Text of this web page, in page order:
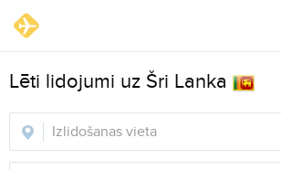
Lēti lidojumi uz Šri Lanka